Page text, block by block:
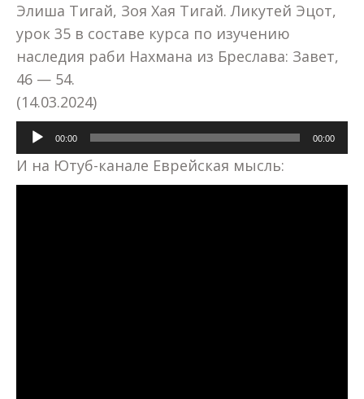
Элиша Тигай, Зоя Хая Тигай. Ликутей Эцот,
урок 35 в составе курса по изучению
наследия раби Нахмана из Бреслава: Завет,
46 — 54.
(14.03.2024)
Аудиоплеер
00:00 00:00
И на Ютуб-канале Еврейская мысль: